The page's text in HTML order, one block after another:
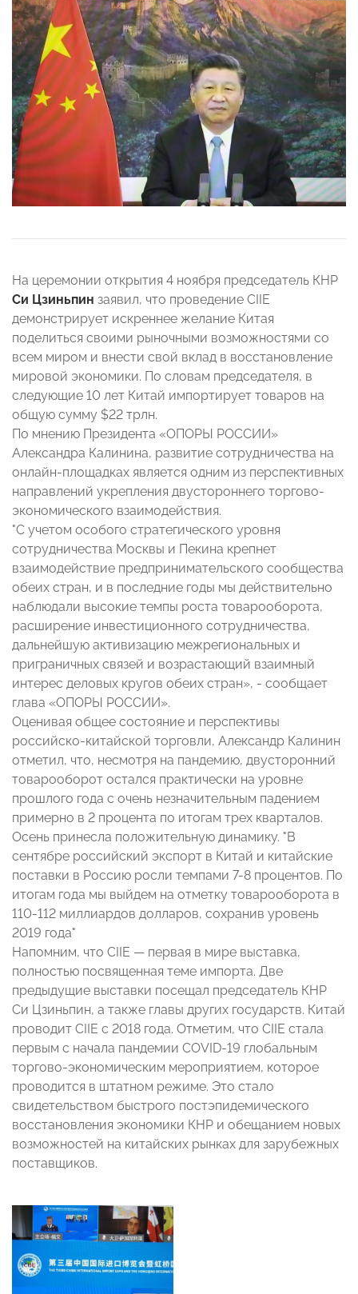
На церемонии открытия 4 ноября председатель КНР
Си Цзиньпин заявил, что проведение CIIE
демонстрирует искреннее желание Китая
поделиться своими рыночными возможностями со
всем миром и внести свой вклад в восстановление
мировой экономики. По словам председателя, в
следующие 10 лет Китай импортирует товаров на
общую сумму $22 трлн.
По мнению Президента «ОПОРЫ РОССИИ»
Александра Калинина, развитие сотрудничества на
онлайн-площадках является одним из перспективных
направлений укрепления двустороннего торгово-
экономического взаимодействия.
"С учетом особого стратегического уровня
сотрудничества Москвы и Пекина крепнет
взаимодействие предпринимательского сообщества
обеих стран, и в последние годы мы действительно
наблюдали высокие темпы роста товарооборота,
расширение инвестиционного сотрудничества,
дальнейшую активизацию межрегиональных и
приграничных связей и возрастающий взаимный
интерес деловых кругов обеих стран», - сообщает
глава «ОПОРЫ РОССИИ».
Оценивая общее состояние и перспективы
российско-китайской торговли, Александр Калинин
отметил, что, несмотря на пандемию, двусторонний
товарооборот остался практически на уровне
прошлого года с очень незначительным падением
примерно в 2 процента по итогам трех кварталов.
Осень принесла положительную динамику. "В
сентябре российский экспорт в Китай и китайские
поставки в Россию росли темпами 7-8 процентов. По
итогам года мы выйдем на отметку товарооборота в
110-112 миллиардов долларов, сохранив уровень
2019 года"
Напомним, что CIIE — первая в мире выставка,
полностью посвященная теме импорта. Две
предыдущие выставки посещал председатель КНР
Си Цзиньпин, а также главы других государств. Китай
проводит CIIE с 2018 года. Отметим, что CIIE стала
первым с начала пандемии COVID-19 глобальным
торгово-экономическим мероприятием, которое
проводится в штатном режиме. Это стало
свидетельством быстрого постэпидемического
восстановления экономики КНР и обещанием новых
возможностей на китайских рынках для зарубежных
поставщиков.